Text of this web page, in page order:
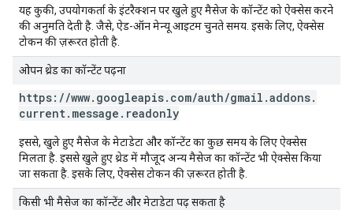
यह कुकी, उपयोगकर्ता के इंटरैक्शन पर खुले हुए मैसेज के कॉन्टेंट को ऐक्सेस करने
की अनुमति देती है. जैसे, ऐड-ऑन मेन्यू आइटम चुनते समय. इसके लिए, ऐक्सेस
टोकन की ज़रूरत होती है.
ओपन थ्रेड का कॉन्टेंट पढ़ना
https: //www. googleapis. com/auth/gmail .addons.
current. message . readonly
इससे, खुले हुए मैसेज के मेटाडेटा और कॉन्टेंट का कुछ समय के लिए ऐक्सेस
मिलता है. इससे खुले हुए थ्रेड में मौजूद अन्य मैसेज का कॉन्टेंट भी ऐक्सेस किया
जा सकता है. इसके लिए, ऐक्सेस टोकन की ज़रूरत होती है.
किसी भी मैसेज का कॉन्टेंट और मेटाडेटा पढ़ सकता है